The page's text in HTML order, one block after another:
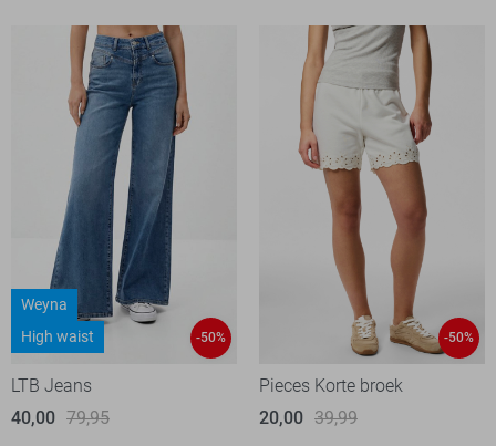
Weyna
High waist
-50%
LTB Jeans
40,00 79,95
-50%
Pieces Korte broek
20,00 39,99